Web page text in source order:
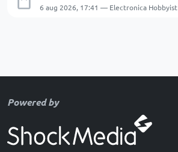
6 aug 2026, 17:41 — Electronica Hobbyist
Powered by